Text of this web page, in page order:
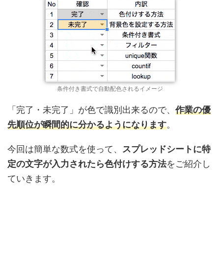
条件付き書式で自動配色されるイメージ
「完了・未完了」が色で識別出来るので、 作業の優
先順位が瞬間的に分かるようになります。
今回は簡単な数式を使って、 スプレッドシートに特
定の文字が入力されたら色付けする方法をご紹介し
ていきます。